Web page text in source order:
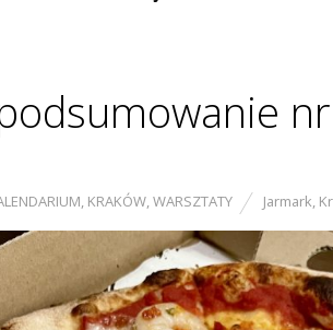
, KRAKÓW,WARSZTATY Jarmark,